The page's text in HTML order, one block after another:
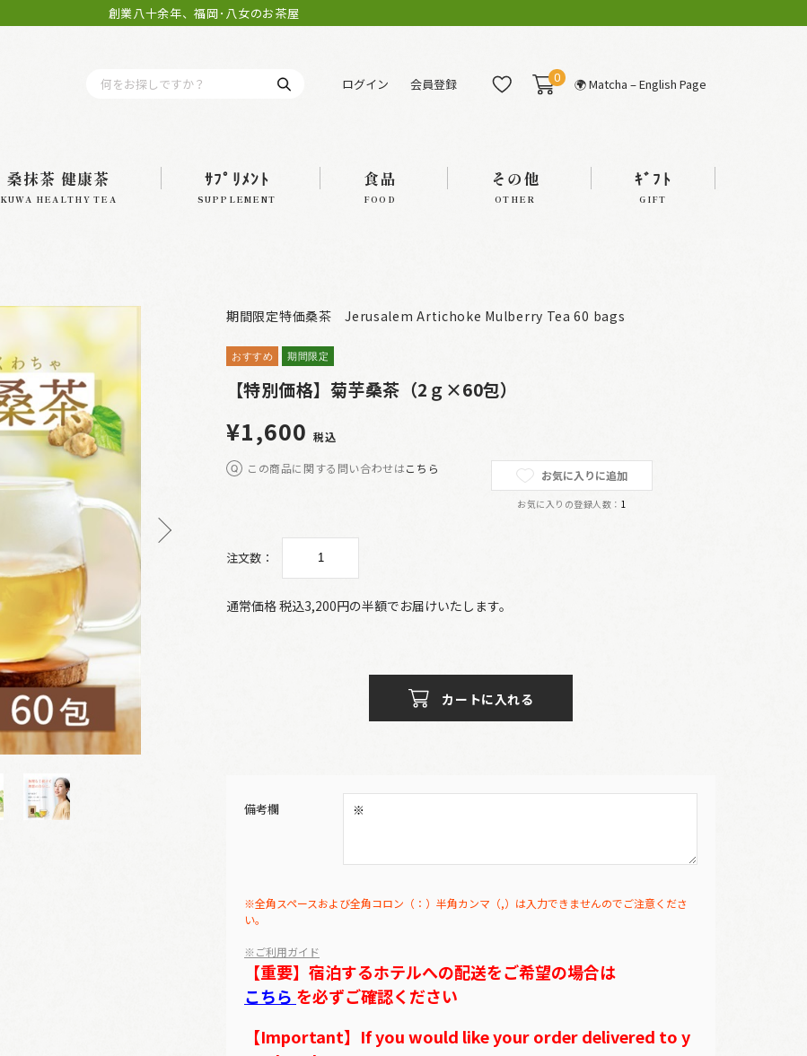
創業八十余年、福岡･八女のお茶屋
ログイン 会員登録 0 🌍 Matcha – English Page
桑抹茶 健康茶
KUWA HEALTHY TEA
ｻﾌﾟﾘﾒﾝﾄ
SUPPLEMENT
食品
FOOD
その他
OTHER
ｷﾞﾌﾄ
GIFT
期間限定特価桑茶 Jerusalem Artichoke Mulberry Tea 60 bags
おすすめ 期間限定
【特別価格】菊芋桑茶（2ｇ×60包）
¥1,600 税込
この商品に関する問い合わせはこちら お気に入りに追加
お気に入りの登録人数： 1
注文数：
通常価格 税込3,200円の半額でお届けいたします。
カートに入れる
備考欄
※全角スペースおよび全角コロン（：）半角カンマ（,）は入力できませんのでご注意くださ
い。
※ご利用ガイド
【重要】宿泊するホテルへの配送をご希望の場合は
こちら を必ずご確認ください
【Important】If you would like your order delivered to y